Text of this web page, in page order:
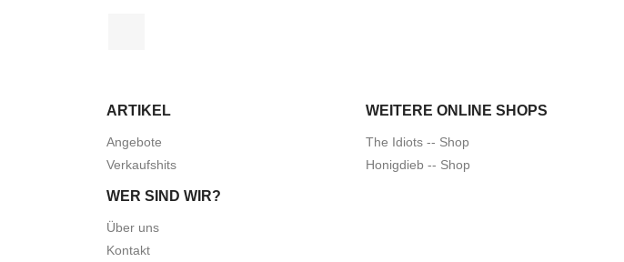
ARTIKEL
Angebote
Verkaufshits
WEITERE ONLINE SHOPS
The Idiots -- Shop
Honigdieb -- Shop
WER SIND WIR?
Über uns
Kontakt